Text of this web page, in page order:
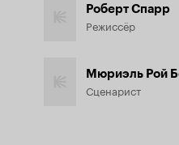
Роберт Спарр
Режиссёр
Мюриэль Рой
Сценарист